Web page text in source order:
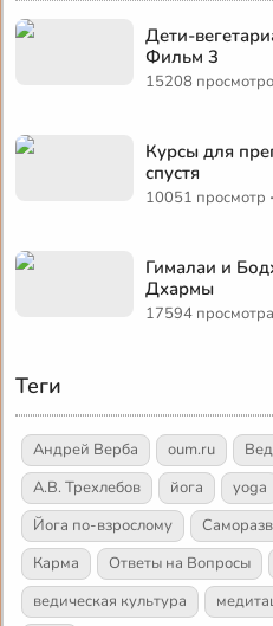
Дети-
Фильм 3
15208
Курсы для
спустя
10051 просмотр ·
Гималаи и
Дхармы
17594 просмотра
Теги
Андрей Верба oum.ru
А.В. Трехлебов
йога yoga
Йога по-взрослому
Карма
Ответы на Вопросы
ведическая культура